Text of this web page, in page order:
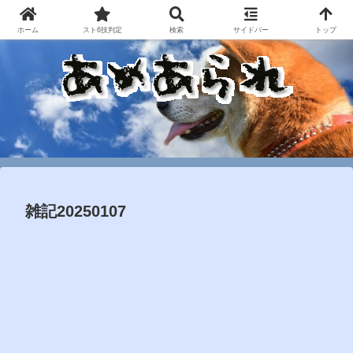
雑記20250107
ホーム スト6技判定 検索 サイドバー トップ